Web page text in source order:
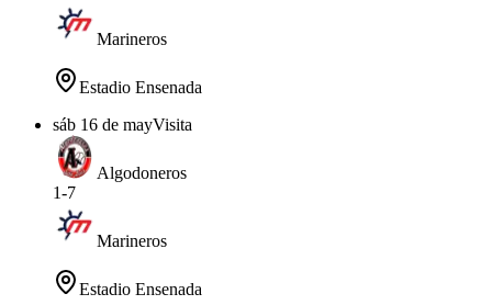
Marineros
Estadio Ensenada
sáb 16 de mayVisita
Algodoneros
1-7
Marineros
Estadio Ensenada